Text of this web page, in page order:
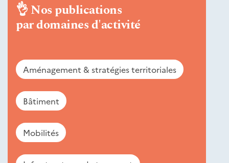
👌Nos publications
par domaines d'activité
Aménagement & stratégies territoriales
Bâtiment
Mobilités